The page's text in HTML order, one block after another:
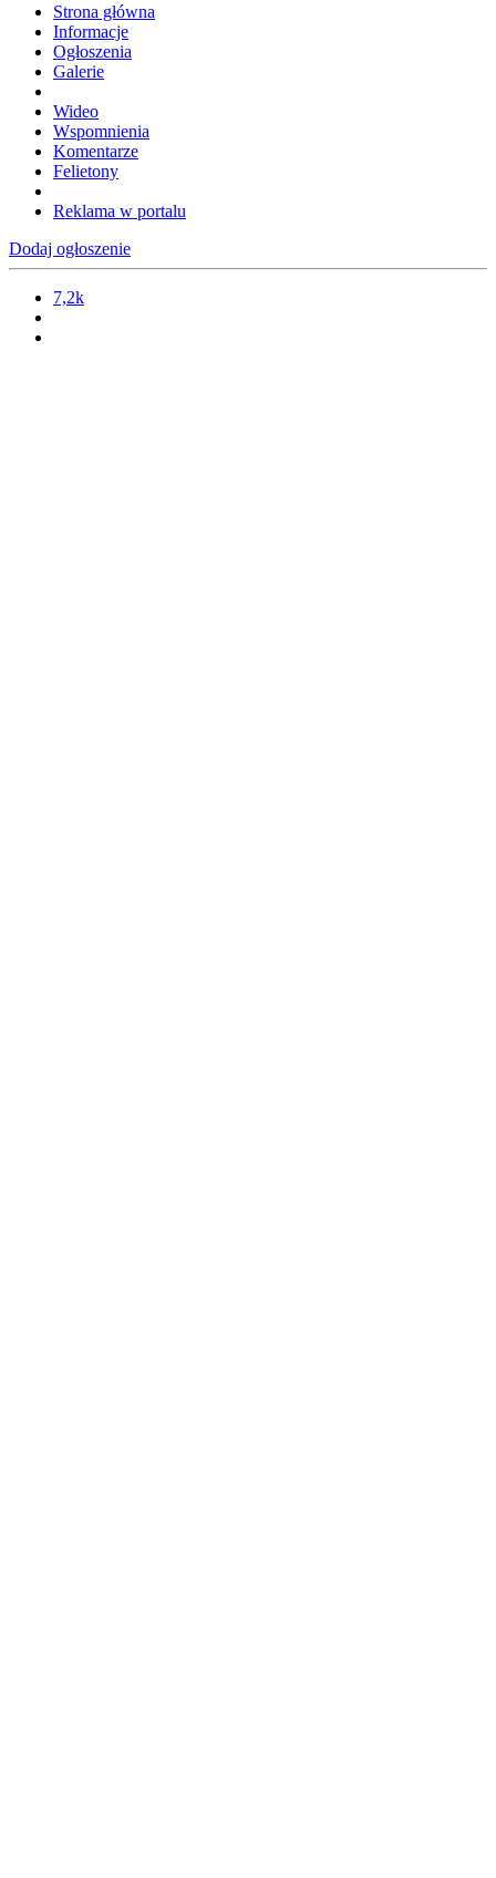
Strona główna
Informacje
Ogłoszenia
Galerie
Wideo
Wspomnienia
Komentarze
Felietony
Reklama w portalu
Dodaj ogłoszenie
7,2k